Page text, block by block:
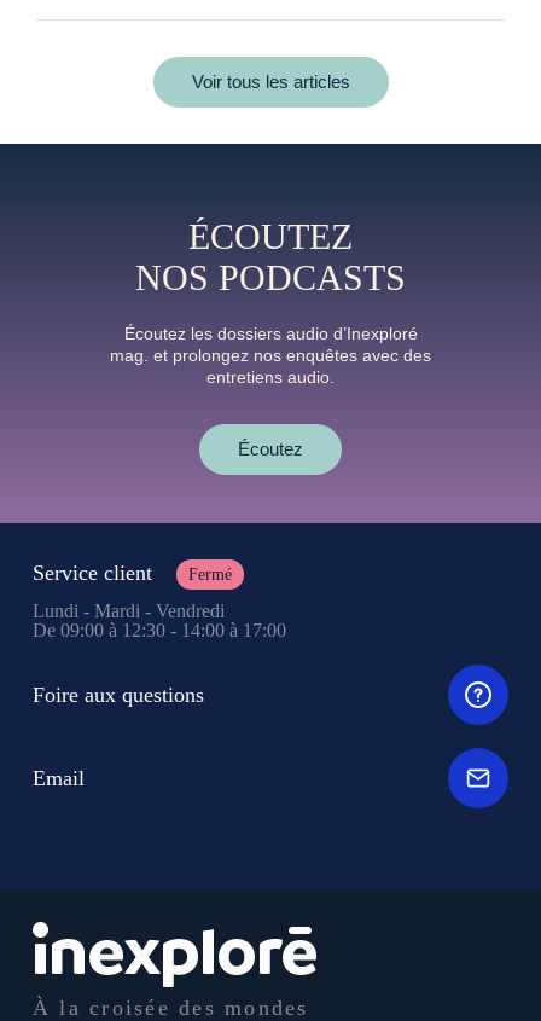
Voir tous les articles
ÉCOUTEZ
NOS PODCASTS
Écoutez les dossiers audio d’Inexploré
mag. et prolongez nos enquêtes avec des
entretiens audio.
Écoutez
À la croisée des mondes
Service client Fermé
Lundi - Mardi - Vendredi
De 09:00 à 12:30 - 14:00 à 17:00
Foire aux questions
Email